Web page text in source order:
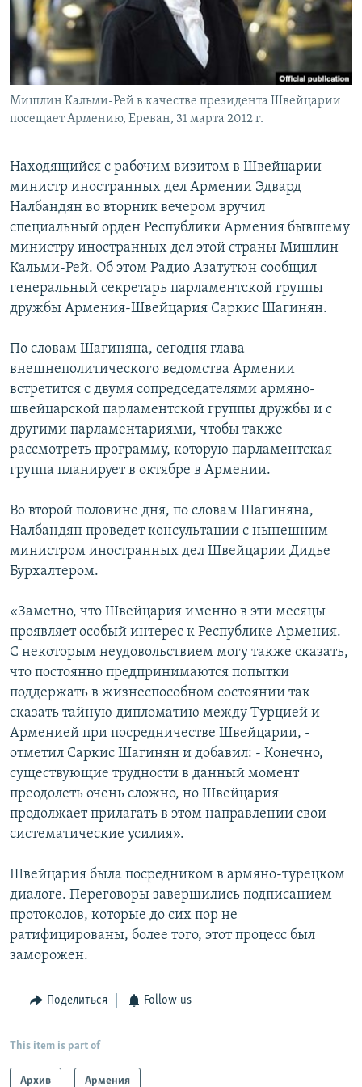
Հայերեն
English
Русский
Мишлин Кальми-Рей в качестве президента Швейцарии
посещает Армению, Ереван, 31 марта 2012 г.
Находящийся с рабочим визитом в Швейцарии
министр иностранных дел Армении Эдвард
Налбандян во вторник вечером вручил
специальный орден Республики Армения бывшему
министру иностранных дел этой страны Мишлин
Кальми-Рей. Об этом Радио Азатутюн сообщил
генеральный секретарь парламентской группы
дружбы Армения-Швейцария Саркис Шагинян.
По словам Шагиняна, сегодня глава
внешнеполитического ведомства Армении
встретится с двумя сопредседателями армяно-
швейцарской парламентской группы дружбы и с
другими парламентариями, чтобы также
рассмотреть программу, которую парламентская
группа планирует в октябре в Армении.
Во второй половине дня, по словам Шагиняна,
Налбандян проведет консультации с нынешним
министром иностранных дел Швейцарии Дидье
Бурхалтером.
«Заметно, что Швейцария именно в эти месяцы
проявляет особый интерес к Республике Армения.
С некоторым неудовольствием могу также сказать,
что постоянно предпринимаются попытки
поддержать в жизнеспособном состоянии так
сказать тайную дипломатию между Турцией и
Арменией при посредничестве Швейцарии, -
отметил Саркис Шагинян и добавил: - Конечно,
существующие трудности в данный момент
преодолеть очень сложно, но Швейцария
продолжает прилагать в этом направлении свои
систематические усилия».
Швейцария была посредником в армяно-турецком
диалоге. Переговоры завершились подписанием
протоколов, которые до сих пор не
ратифицированы, более того, этот процесс был
заморожен.
Поделиться Follow us
This item is part of
Архив Армения